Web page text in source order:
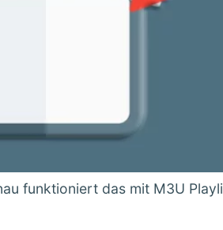
funktioniert das mit M3U